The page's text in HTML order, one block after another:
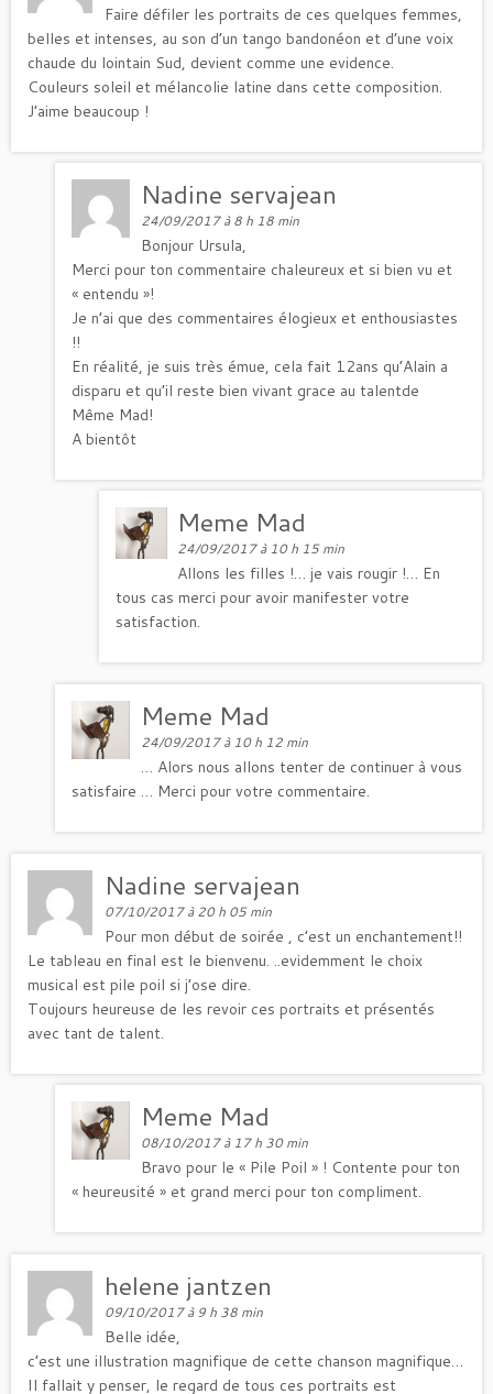
Faire défiler les portraits de ces quelques femmes,
belles et intenses, au son d’un tango bandonéon et d’une voix
chaude du lointain Sud, devient comme une evidence.
Couleurs soleil et mélancolie latine dans cette composition.
J’aime beaucoup !
Nadine servajean
24/09/2017 à 8 h 18 min
Bonjour Ursula,
Merci pour ton commentaire chaleureux et si bien vu et
« entendu »!
Je n’ai que des commentaires élogieux et enthousiastes
!!
En réalité, je suis très émue, cela fait 12ans qu’Alain a
disparu et qu’il reste bien vivant grace au talentde
Même Mad!
A bientôt
Meme Mad
24/09/2017 à 10 h 15 min
Allons les filles !… je vais rougir !… En
tous cas merci pour avoir manifester votre
satisfaction.
Meme Mad
24/09/2017 à 10 h 12 min
… Alors nous allons tenter de continuer à vous
satisfaire … Merci pour votre commentaire.
Nadine servajean
07/10/2017 à 20 h 05 min
Pour mon début de soirée , c’est un enchantement!!
Le tableau en final est le bienvenu. ..evidemment le choix
musical est pile poil si j’ose dire.
Toujours heureuse de les revoir ces portraits et présentés
avec tant de talent.
Meme Mad
08/10/2017 à 17 h 30 min
Bravo pour le « Pile Poil » ! Contente pour ton
« heureusité » et grand merci pour ton compliment.
helene jantzen
09/10/2017 à 9 h 38 min
Belle idée,
c’est une illustration magnifique de cette chanson magnifique…
Il fallait y penser, le regard de tous ces portraits est